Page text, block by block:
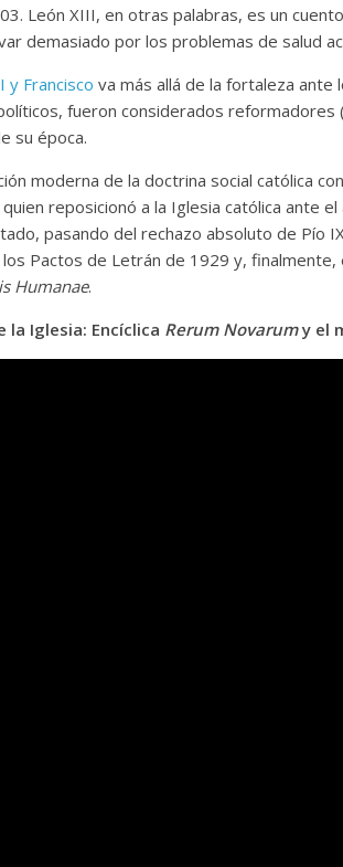
León XIII, en otras palabras, es un
demasiado por los problemas de salud
y Francisco va más allá de la fortaleza ante
fueron considerados
su época.
moderna de la doctrina social católica
reposicionó a la Iglesia católica ante
pasando del rechazo absoluto de Pío
Pactos de Letrán de 1929 y, finalmente,
Humanae.
la Iglesia: Encíclica Rerum Novarumy el